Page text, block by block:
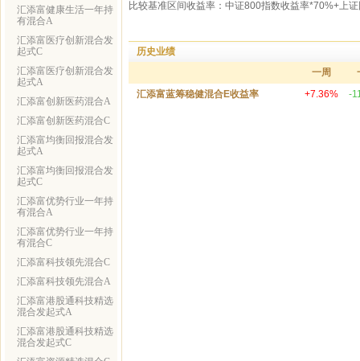
汇添富健康生活一年持
有混合A
汇添富医疗创新混合发
起式C
汇添富医疗创新混合发
起式A
汇添富创新医药混合A
汇添富创新医药混合C
汇添富均衡回报混合发
起式A
汇添富均衡回报混合发
起式C
汇添富优势行业一年持
有混合A
汇添富优势行业一年持
有混合C
汇添富科技领先混合C
汇添富科技领先混合A
汇添富港股通科技精选
混合发起式A
汇添富港股通科技精选
混合发起式C
比较基准区间收益率：中证800指数收益率*70%+上
历史业绩
一周
汇添富蓝筹稳健混合E收益率 +7.36% -